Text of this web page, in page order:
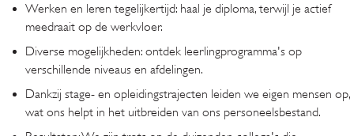
Werken en leren tegelijkertijd: haal je diploma, terwijl je actief
meedraait op de werkvloer.
Diverse mogelijkheden: ontdek leerlingprogramma's op
verschillende niveaus en afdelingen.
Dankzij stage- en opleidingstrajecten leiden we eigen mensen op,
wat ons helpt in het uitbreiden van ons personeelsbestand.